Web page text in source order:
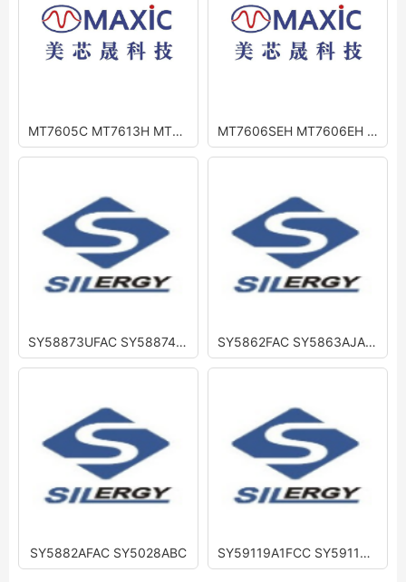
MT7605C MT7613H MT7614H MT7606SEH MT7606EH MT7606BEL
SY58873UFAC SY58874UFAC SY58833 SY58834 SY5862FAC SY5863AJAC SY5864KAC
SY5882AFAC SY5028ABC SY59119A1FCC SY59119B1FCC SY59119C1FCC